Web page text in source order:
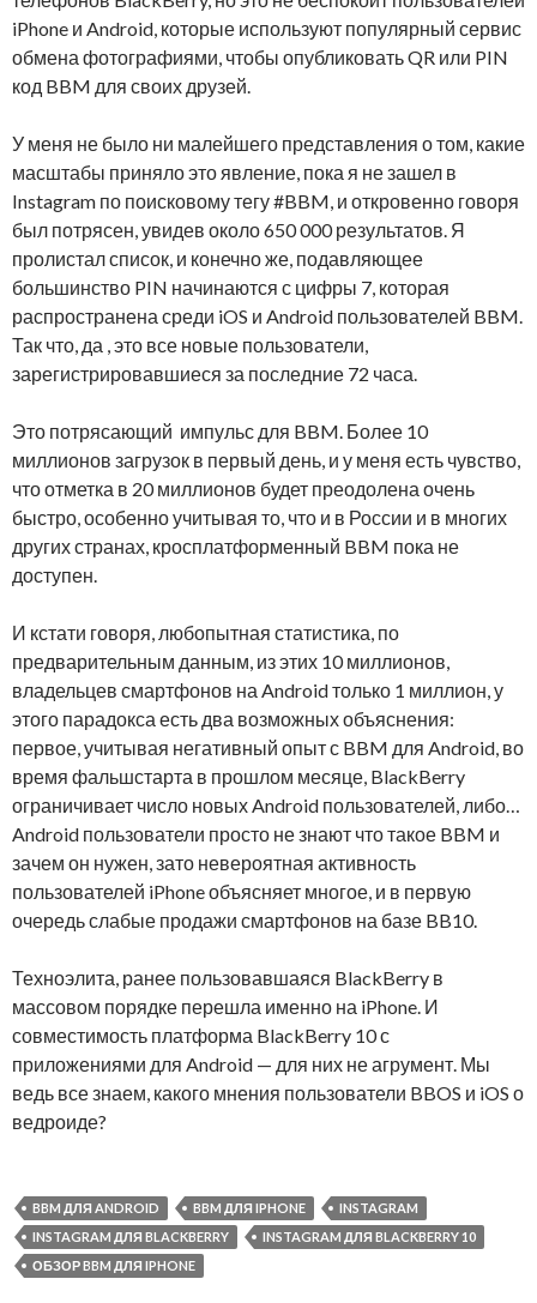
iPhone и Android, которые используют популярный сервис
обмена фотографиями, чтобы опубликовать QR или PIN
код BBM для своих друзей.
У меня не было ни малейшего представления о том, какие
масштабы приняло это явление, пока я не зашел в
Instagram по поисковому тегу #BBM, и откровенно говоря
был потрясен, увидев около 650 000 результатов. Я
пролистал список, и конечно же, подавляющее
большинство PIN начинаются с цифры 7, которая
распространена среди iOS и Android пользователей BBM.
Так что, да , это все новые пользователи,
зарегистрировавшиеся за последние 72 часа.
Это потрясающий импульс для BBM. Более 10
миллионов загрузок в первый день, и у меня есть чувство,
что отметка в 20 миллионов будет преодолена очень
быстро, особенно учитывая то, что и в России и в многих
других странах, кросплатформенный BBM пока не
доступен.
И кстати говоря, любопытная статистика, по
предварительным данным, из этих 10 миллионов,
владельцев смартфонов на Android только 1 миллион, у
этого парадокса есть два возможных объяснения:
первое, учитывая негативный опыт с BBM для Android, во
время фальшстарта в прошлом месяце, BlackBerry
ограничивает число новых Android пользователей, либо…
Android пользователи просто не знают что такое BBM и
зачем он нужен, зато невероятная активность
пользователей iPhone объясняет многое, и в первую
очередь слабые продажи смартфонов на базе BB10.
Техноэлита, ранее пользовавшаяся BlackBerry в
массовом порядке перешла именно на iPhone. И
совместимость платформа BlackBerry 10 с
приложениями для Android — для них не агрумент. Мы
ведь все знаем, какого мнения пользователи BBOS и iOS о
ведроиде?
BBM ДЛЯ ANDROID BBM ДЛЯ IPHONE
INSTAGRAM
INSTAGRAM ДЛЯ BLACKBERRY
INSTAGRAM ДЛЯ BLACKBERRY 10
ОБЗОР BBM ДЛЯ IPHONE